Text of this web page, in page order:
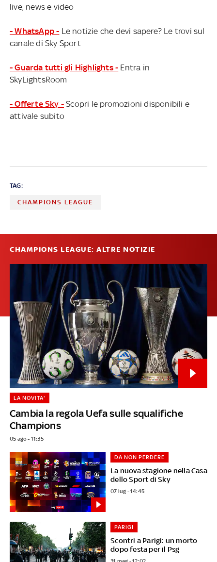
live, news e video
- WhatsApp - Le notizie che devi sapere? Le trovi sul
canale di Sky Sport
- Guarda tutti gli Highlights - Entra in
SkyLightsRoom
- Offerte Sky - Scopri le promozioni disponibili e
attivale subito
TAG:
CHAMPIONS LEAGUE
CHAMPIONS LEAGUE: ALTRE NOTIZIE
Cambia la regola Uefa sulle squalifiche
Champions
LA NOVITA'
05 ago - 11:35
La nuova stagione nella Casa
dello Sport di Sky
DA NON PERDERE
07 lug - 14:45
Scontri a Parigi: un morto
dopo festa per il Psg
PARIGI